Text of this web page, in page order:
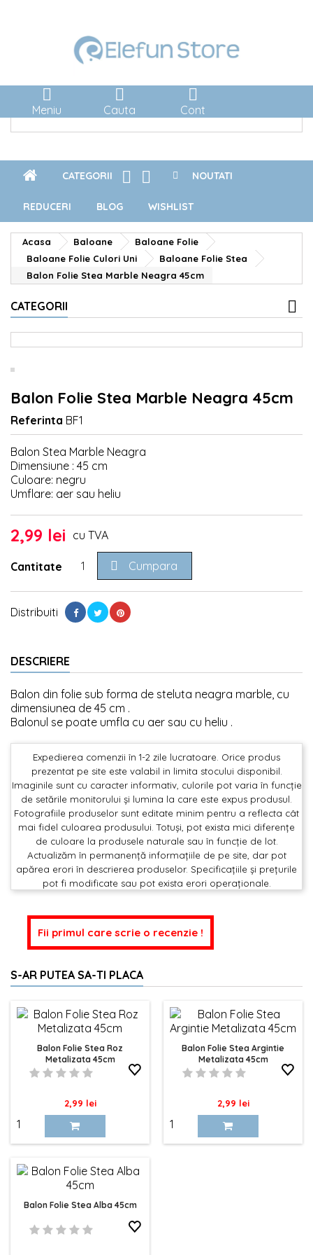

Meniu

Cauta

Cont
 
CATEGORII NOUTATI
REDUCERI BLOG WISHLIST
Acasa Baloane
Baloane Folie
Baloane Folie Culori Uni
Baloane Folie Stea
Balon Folie Stea Marble Neagra 45cm
CATEGORII
Balon Folie Stea Marble Neagra 45cm
Referinta BF1
Balon Stea Marble Neagra
Dimensiune : 45 cm
Culoare: negru
Umflare: aer sau heliu
2,99 lei cu TVA
Cantitate  Cumpara
Distribuiti
DESCRIERE
Balon din folie sub forma de steluta neagra marble, cu
dimensiunea de 45 cm .
Balonul se poate umfla cu aer sau cu heliu .
Expedierea comenzii în 1-2 zile lucratoare. Orice produs
prezentat pe site este valabil in limita stocului disponibil.
Imaginile sunt cu caracter informativ, culorile pot varia în funcție
de setările monitorului și lumina la care este expus produsul.
Fotografiile produselor sunt editate minim pentru a reflecta cât
mai fidel culoarea produsului. Totuși, pot exista mici diferențe
de culoare la produsele naturale sau în funcție de lot.
Actualizăm în permanență informațiile de pe site, dar pot
apărea erori în descrierea produselor. Specificațiile și prețurile
pot fi modificate sau pot exista erori operaționale.
Fii primul care scrie o recenzie !
S-AR PUTEA SA-TI PLACA
Balon Folie Stea Roz
Metalizata 45cm
Pret
2,99 lei
Balon Folie Stea Argintie
Metalizata 45cm
Pret
2,99 lei
Balon Folie Stea Alba 45cm